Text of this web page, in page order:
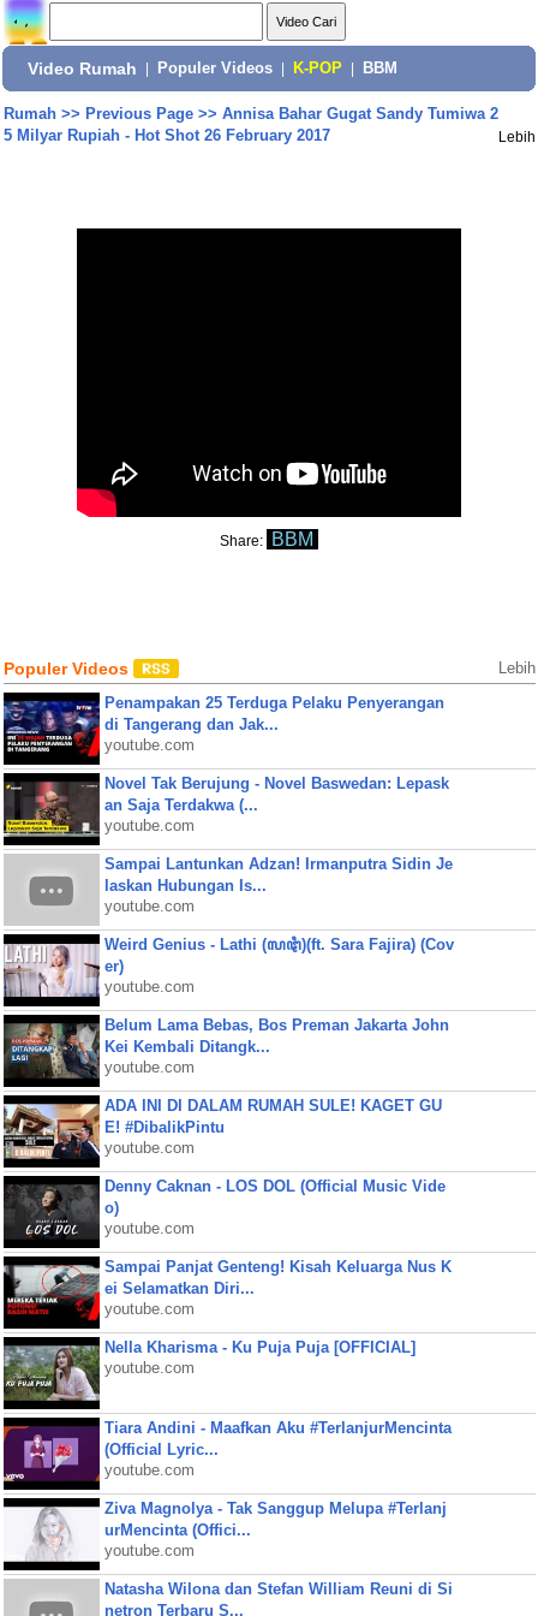
Video Rumah Populer Videos K-POP BBM
Rumah>> Previous Page>> Annisa Bahar Gugat Sandy Tumiwa 2
5 Milyar Rupiah - Hot Shot 26 February 2017
Lebih
Share: BBM
Populer Videos Lebih
Penampakan 25 Terduga Pelaku Penyerangan
di Tangerang dan Jak...
youtube.com
Novel Tak Berujung - Novel Baswedan: Lepask
an Saja Terdakwa (...
youtube.com
Sampai Lantunkan Adzan! Irmanputra Sidin Je
laskan Hubungan Is...
youtube.com
Weird Genius - Lathi (ꦭꦛꦶ)(ft. Sara Fajira) (Cov
er)
youtube.com
Belum Lama Bebas, Bos Preman Jakarta John
Kei Kembali Ditangk...
youtube.com
ADA INI DI DALAM RUMAH SULE! KAGET GU
E! #DibalikPintu
youtube.com
Denny Caknan - LOS DOL (Official Music Vide
o)
youtube.com
Sampai Panjat Genteng! Kisah Keluarga Nus K
ei Selamatkan Diri...
youtube.com
Nella Kharisma - Ku Puja Puja [OFFICIAL]
youtube.com
Tiara Andini - Maafkan Aku #TerlanjurMencinta
(Official Lyric...
youtube.com
Ziva Magnolya - Tak Sanggup Melupa #Terlanj
urMencinta (Offici...
youtube.com
Natasha Wilona dan Stefan William Reuni di Si
netron Terbaru S...